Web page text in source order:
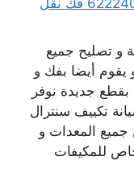
فني تكييف مركزي هندي الكويت 62224041 فك نقل
و تصليح جميع
يقوم أيضا بفك و
بقطع جديدة نوفر
تكييف سنترال
جميع المعدات و
خاص للمكيفات